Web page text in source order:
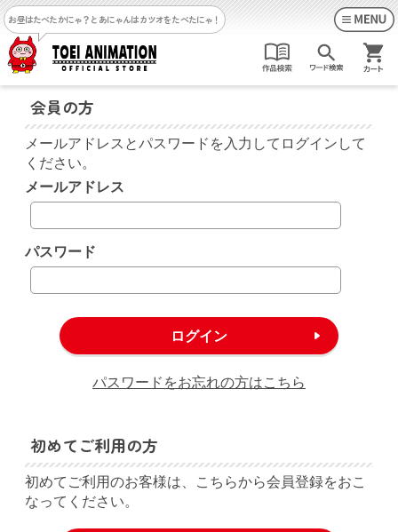
お昼はたべたかにゃ？ とあにゃんはカツオをたべたにゃ！
会員の方
メールアドレスとパスワードを入力してログインして
ください。
メールアドレス
パスワード
パスワードをお忘れの方はこちら
初めてご利用の方
初めてご利用のお客様は、こちらから会員登録をおこ
なってください。